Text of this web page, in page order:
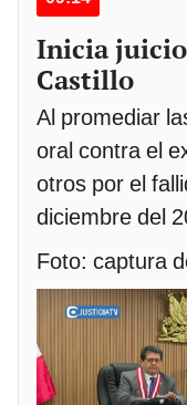
Inicia
Castillo
Al promediar
oral contra el
otros por el
diciembre del
Foto: captura